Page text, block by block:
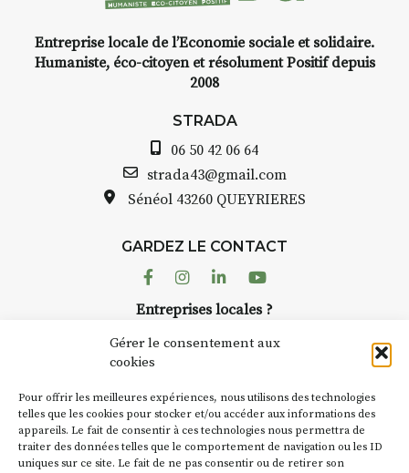
Gérer le consentement aux
cookies
Pour offrir les meilleures expériences, nous utilisons des technologies
telles que les cookies pour stocker et/ou accéder aux informations des
appareils. Le fait de consentir à ces technologies nous permettra de
traiter des données telles que le comportement de navigation ou les ID
uniques sur ce site. Le fait de ne pas consentir ou de retirer son
Entreprise locale de l’Economie sociale et solidaire.
Humaniste, éco-citoyen et résolument Positif depuis
2008
STRADA
06 50 42 06 64
strada43@gmail.com
Sénéol 43260 QUEYRIERES
GARDEZ LE CONTACT
FacebookInstagram
LinkedinYoutube
Entreprises locales ?
Suivez toute l'actu de Strada